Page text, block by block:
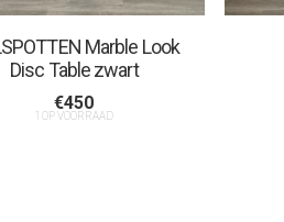
Marble Look
Disc Table zwart
€450
1 OP VOORRAAD